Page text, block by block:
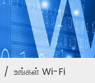
/ உங்கள் Wi-Fi